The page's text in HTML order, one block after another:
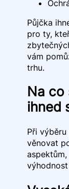
Půjčka
pro ty,
vám
trhu.
Na co
ihned
Při
věnovat